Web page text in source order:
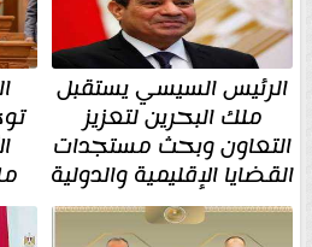
الرئيس السيسي يستقبل
ملك البحرين لتعزيز
التعاون وبحث مستجدات
القضايا الإقليمية والدولية